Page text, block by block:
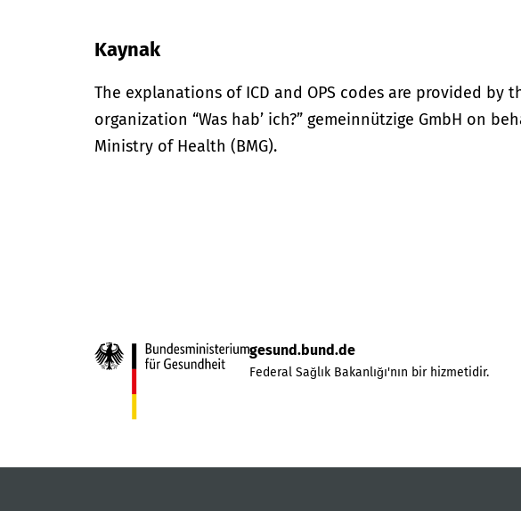
Kaynak
The explanations of ICD and OPS codes are provided by
organization “Was hab’ ich?” gemeinnützige GmbH on
Ministry of Health (BMG).
gesund.bund.de
Federal Sağlık Bakanlığı'nın bir hizmetidir.